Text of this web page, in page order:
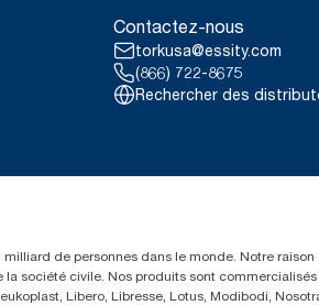
Contactez-nous
torkusa@essity.com
(866) 722-8675
Rechercher des
de personnes dans le monde. Notre raison
société civile. Nos produits sont
Libero, Libresse, Lotus, Modibodi,